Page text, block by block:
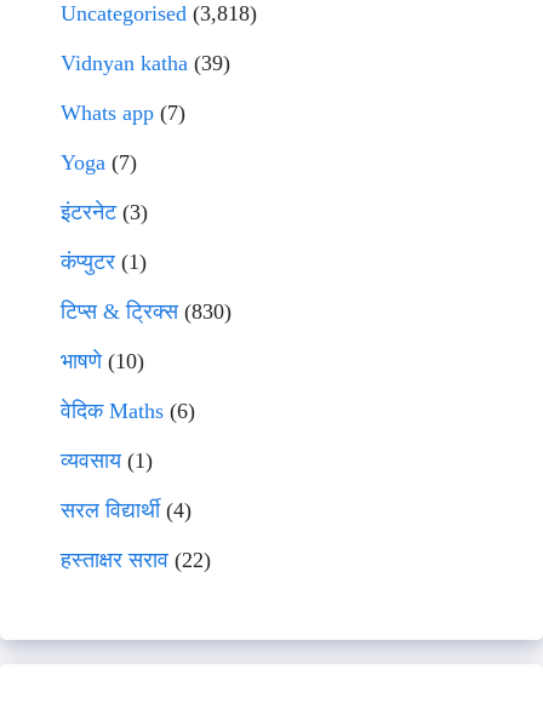
Uncategorised (3,818)
Vidnyan katha (39)
Whats app (7)
Yoga (7)
इंटरनेट(3)
कंप्युटर (1)
टिप्स & ट्रिक्स(830)
भाषणे(10)
वेदिक Maths (6)
व्यवसाय(1)
सरल विद्यार्थी(4)
हस्ताक्षर सराव (22)